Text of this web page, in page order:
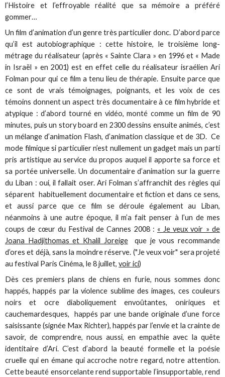
l’Histoire et l’effroyable réalité que sa mémoire a préféré
gommer…
Un film d’animation d’un genre très particulier donc. D’abord parce
qu’il est autobiographique : cette histoire, le troisième long-
métrage du réalisateur (après « Sainte Clara » en 1996 et « Made
in Israël » en 2001) est en effet celle du réalisateur israélien Ari
Folman pour qui ce film a tenu lieu de thérapie. Ensuite parce que
ce sont de vrais témoignages, poignants, et les voix de ces
témoins donnent un aspect très documentaire à ce film hybride et
atypique : d’abord tourné en vidéo, monté comme un film de 90
minutes, puis un story board en 2300 dessins ensuite animés, c’est
un mélange d’animation Flash, d’animation classique et de 3D. Ce
mode filmique si particulier n’est nullement un gadget mais un parti
pris artistique au service du propos auquel il apporte sa force et
sa portée universelle. Un documentaire d’animation sur la guerre
du Liban : oui, il fallait oser. Ari Folman s’affranchit des règles qui
séparent habituellement documentaire et fiction et dans ce sens,
et aussi parce que ce film se déroule également au Liban,
néanmoins à une autre époque, il m’a fait penser à l’un de mes
coups de cœur du Festival de Cannes 2008 : « Je veux voir » de
Joana Hadjithomas et Khalil Joreigeque je vous recommande
d’ores et déjà, sans la moindre réserve. ("Je veux voir" sera projeté
au festival Paris Cinéma, le 8 juillet,voir ici)
Dès ces premiers plans de chiens en furie, nous sommes donc
happés, happés par la violence sublime des images, ces couleurs
noirs et ocre diaboliquement envoûtantes, oniriques et
cauchemardesques, happés par une bande originale d’une force
saisissante (signée Max Richter), happés par l’envie et la crainte de
savoir, de comprendre, nous aussi, en empathie avec la quête
identitaire d’Ari. C’est d’abord la beauté formelle et la poésie
cruelle qui en émane qui accroche notre regard, notre attention.
Cette beauté ensorcelante rend supportable l’insupportable, rend